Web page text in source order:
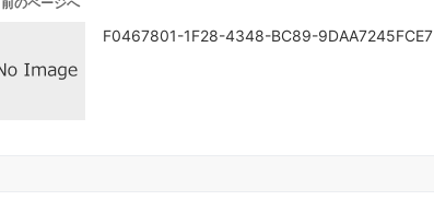
F0467801-1F28-4348-BC89-9DAA7245FCE7